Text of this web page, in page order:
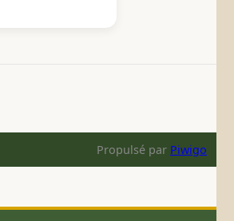
Propulsé par Piwigo